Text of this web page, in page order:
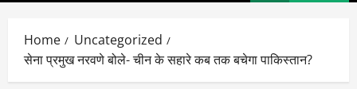
Home
Uncategorized
सेना प्रमुख नरवणे बोले- चीन के सहारे कब तक बचेगा पाकिस्तान?